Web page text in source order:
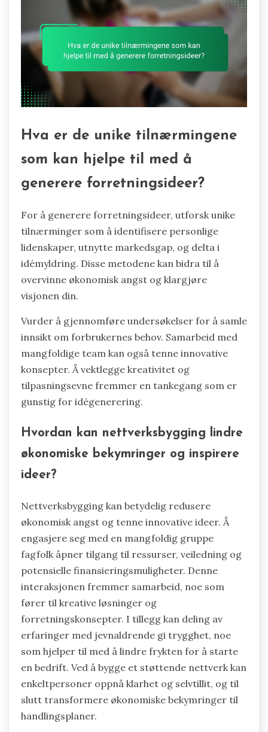
Hva er de unike tilnærmingene
som kan hjelpe til med å
generere forretningsideer?
For å generere forretningsideer, utforsk unike
tilnærminger som å identifisere personlige
lidenskaper, utnytte markedsgap, og delta i
idémyldring. Disse metodene kan bidra til å
overvinne økonomisk angst og klargjøre
visjonen din.
Vurder å gjennomføre undersøkelser for å samle
innsikt om forbrukernes behov. Samarbeid med
mangfoldige team kan også tenne innovative
konsepter. Å vektlegge kreativitet og
tilpasningsevne fremmer en tankegang som er
gunstig for idégenerering.
Hvordan kan nettverksbygging lindre
økonomiske bekymringer og inspirere
ideer?
Nettverksbygging kan betydelig redusere
økonomisk angst og tenne innovative ideer. Å
engasjere seg med en mangfoldig gruppe
fagfolk åpner tilgang til ressurser, veiledning og
potensielle finansieringsmuligheter. Denne
interaksjonen fremmer samarbeid, noe som
fører til kreative løsninger og
forretningskonsepter. I tillegg kan deling av
erfaringer med jevnaldrende gi trygghet, noe
som hjelper til med å lindre frykten for å starte
en bedrift. Ved å bygge et støttende nettverk kan
enkeltpersoner oppnå klarhet og selvtillit, og til
slutt transformere økonomiske bekymringer til
handlingsplaner.